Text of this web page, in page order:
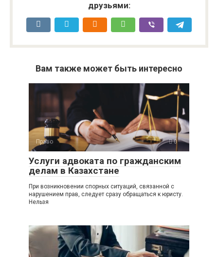
друзьями:
Вам также может быть интересно
Право 0
Услуги адвоката по гражданским
делам в Казахстане
При возникновении спорных ситуаций, связанной с
нарушением прав, следует сразу обращаться к юристу.
Нельзя